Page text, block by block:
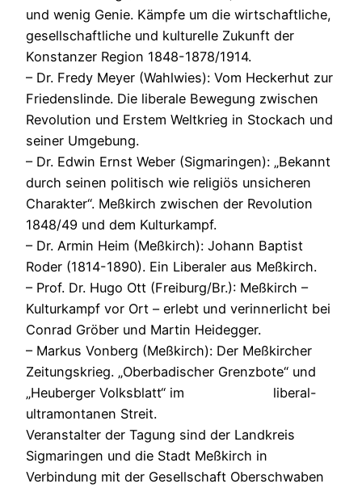
und wenig Genie. Kämpfe um die wirtschaftliche,
gesellschaftliche und kulturelle Zukunft der
Konstanzer Region 1848-1878/1914.
– Dr. Fredy Meyer (Wahlwies): Vom Heckerhut zur
Friedenslinde. Die liberale Bewegung zwischen
Revolution und Erstem Weltkrieg in Stockach und
seiner Umgebung.
– Dr. Edwin Ernst Weber (Sigmaringen): „Bekannt
durch seinen politisch wie religiös unsicheren
Charakter“. Meßkirch zwischen der Revolution
1848/49 und dem Kulturkampf.
– Dr. Armin Heim (Meßkirch): Johann Baptist
Roder (1814-1890). Ein Liberaler aus Meßkirch.
– Prof. Dr. Hugo Ott (Freiburg/Br.): Meßkirch –
Kulturkampf vor Ort – erlebt und verinnerlicht bei
Conrad Gröber und Martin Heidegger.
– Markus Vonberg (Meßkirch): Der Meßkircher
Zeitungskrieg. „Oberbadischer Grenzbote“ und
„Heuberger Volksblatt“ im liberal-
ultramontanen Streit.
Veranstalter der Tagung sind der Landkreis
Sigmaringen und die Stadt Meßkirch in
Verbindung mit der Gesellschaft Oberschwaben